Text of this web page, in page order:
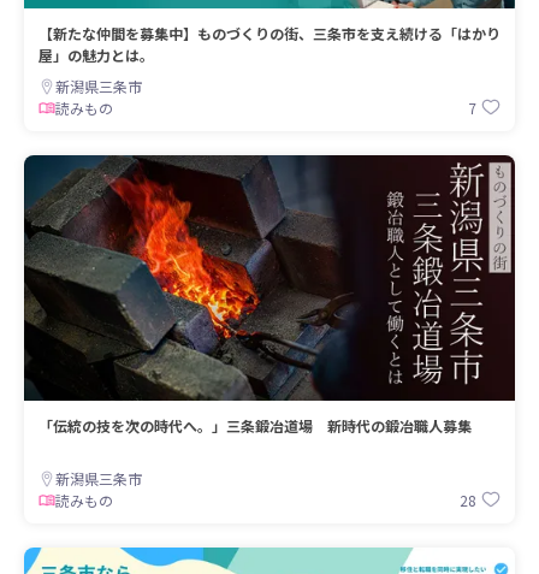
【新たな仲間を募集中】ものづくりの街、三条市を支え続ける「はかり
屋」の魅力とは。
新潟県三条市
読みもの
7
「伝統の技を次の時代へ。」三条鍛冶道場 新時代の鍛冶職人募集
新潟県三条市
読みもの
28